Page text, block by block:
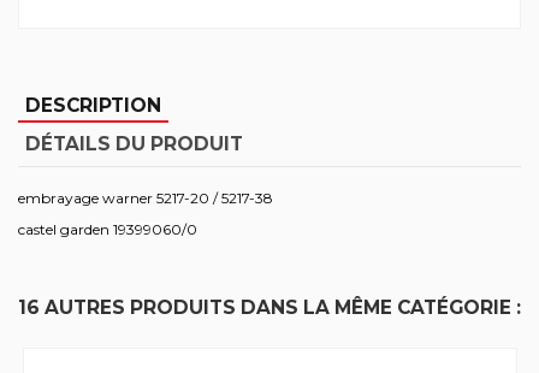
DESCRIPTION
DÉTAILS DU PRODUIT
embrayage warner 5217-20 / 5217-38
castel garden 19399060/0
16 AUTRES PRODUITS DANS LA MÊME CATÉGORIE :